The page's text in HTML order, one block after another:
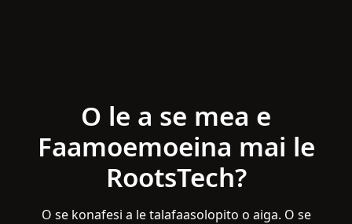
O le a se mea e
Faamoemoeina mai le
RootsTech?
O se konafesi a le talafaasolopito o aiga. O se